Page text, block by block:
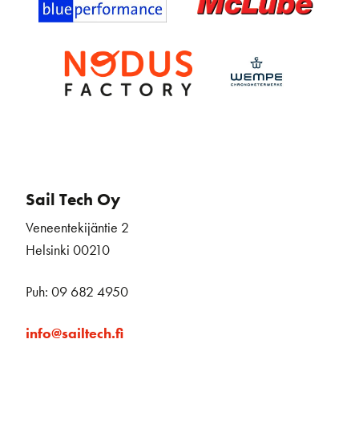
Sail Tech Oy
Veneentekijäntie 2
Helsinki 00210
Puh: 09 682 4950
info@sailtech.fi